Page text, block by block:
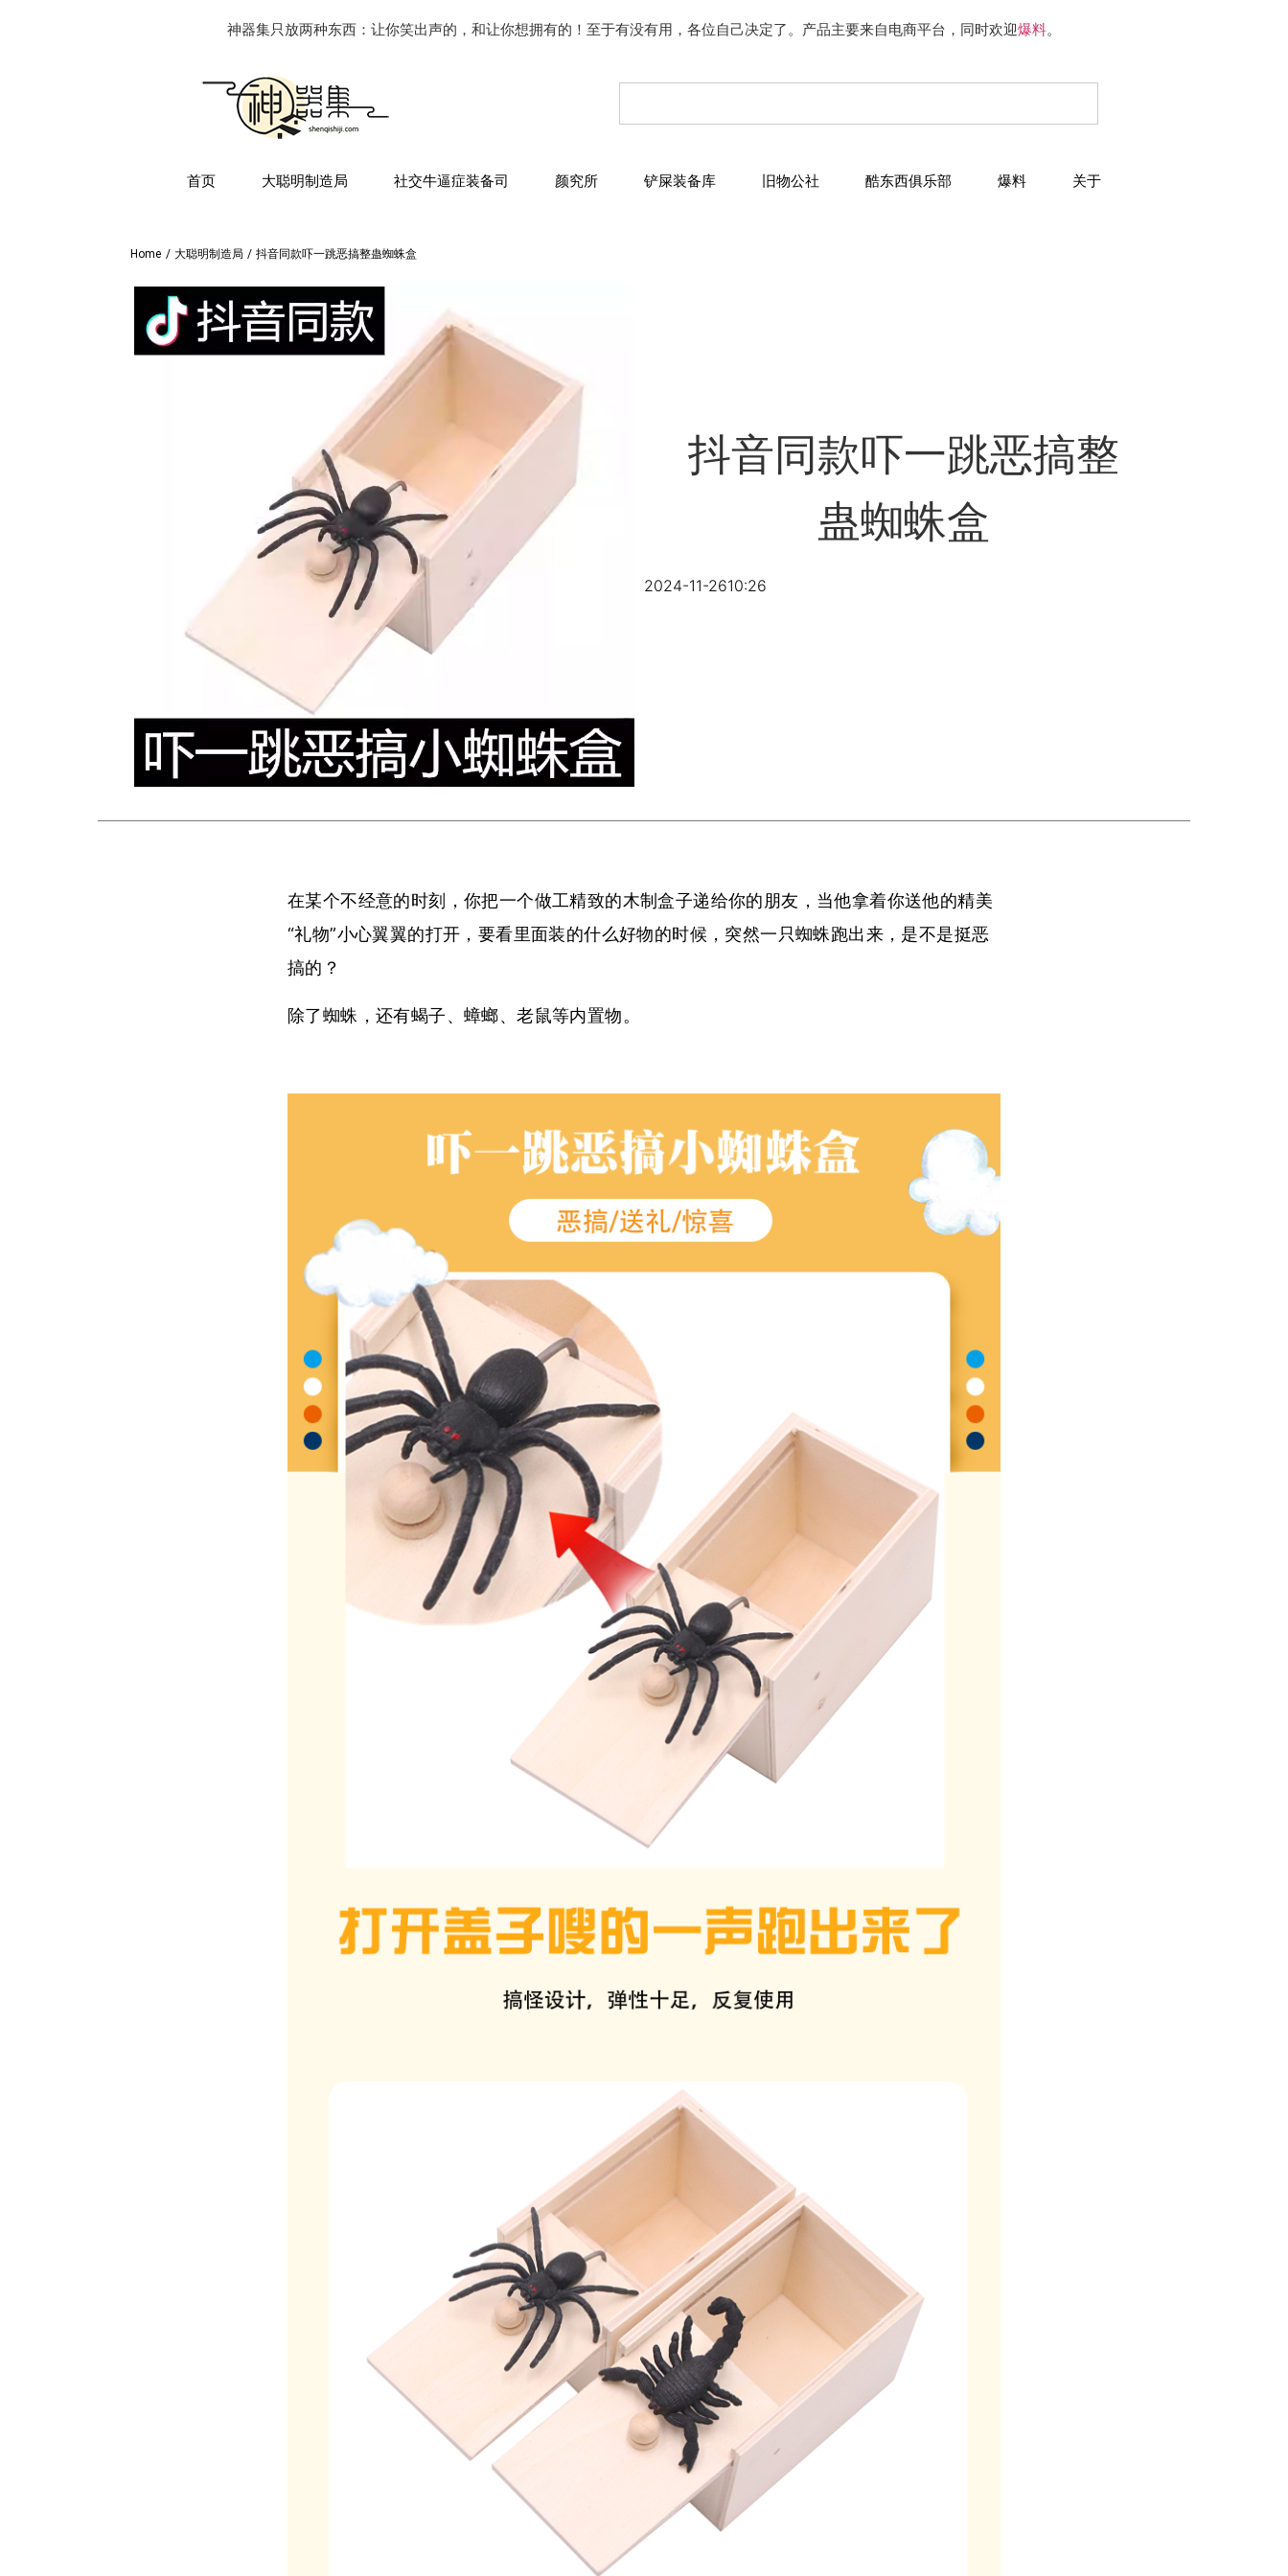
神器集只放两种东西：让你笑出声的，和让你想拥有的！至于有没有用，各位自己决定了。产品主要来自电商平台，同时欢迎爆料。
首页 大聪明制造局 社交牛逼症装备司 颜究所 铲屎装备库 旧物公社 酷东西俱乐部 爆料 关于
Home / 大聪明制造局 / 抖音同款吓一跳恶搞整蛊蜘蛛盒
抖音同款吓一跳恶搞整
蛊蜘蛛盒
2024-11-2610:26
在某个不经意的时刻，你把一个做工精致的木制盒子递给你的朋友，当他拿着你送他的精美
“礼物”小心翼翼的打开，要看里面装的什么好物的时候，突然一只蜘蛛跑出来，是不是挺恶
搞的？
除了蜘蛛，还有蝎子、蟑螂、老鼠等内置物。